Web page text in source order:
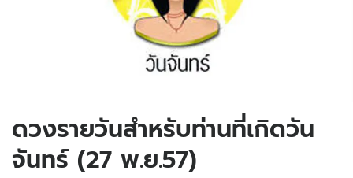
ดวงรายวันสำหรับท่านที่เกิดวัน
จันทร์ (27 พ.ย.57)